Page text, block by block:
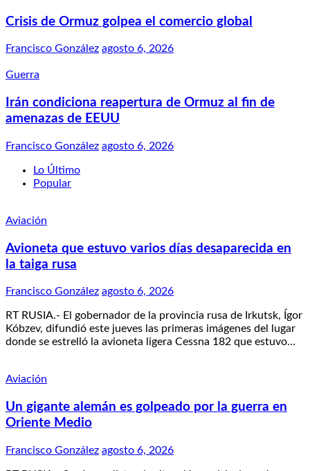
Crisis de Ormuz golpea el comercio global
Francisco González agosto 6, 2026
Guerra
Irán condiciona reapertura de Ormuz al fin de
amenazas de EEUU
Francisco González agosto 6, 2026
Lo Último
Popular
Aviación
Avioneta que estuvo varios días desaparecida en
la taiga rusa
Francisco González agosto 6, 2026
RT RUSIA.- El gobernador de la provincia rusa de Irkutsk, Ígor
Kóbzev, difundió este jueves las primeras imágenes del lugar
donde se estrelló la avioneta ligera Cessna 182 que estuvo…
Aviación
Un gigante alemán es golpeado por la guerra en
Oriente Medio
Francisco González agosto 6, 2026